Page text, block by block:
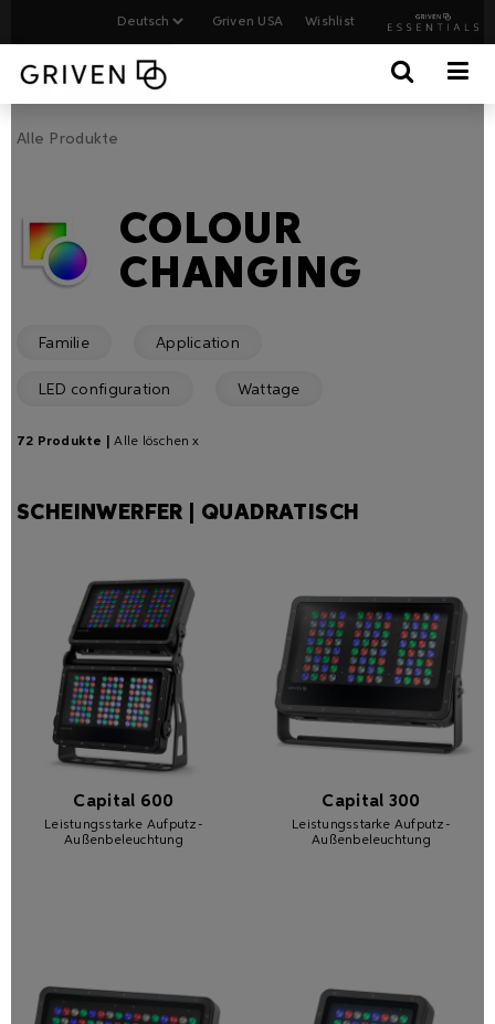
Griven USA Wishlist
Alle Produkte
COLOUR
CHANGING
Familie Application
LED configuration Wattage
72 Produkte |Alle löschen x
SCHEINWERFER | QUADRATISCH
Capital 600
Leistungsstarke Aufputz-
Außenbeleuchtung
Capital 300
Leistungsstarke Aufputz-
Außenbeleuchtung